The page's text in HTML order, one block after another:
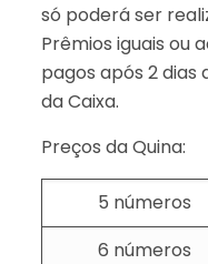
só poderá ser
Prêmios iguais ou
pagos após 2
da Caixa.
Preços da Quina:
5 números
6 números